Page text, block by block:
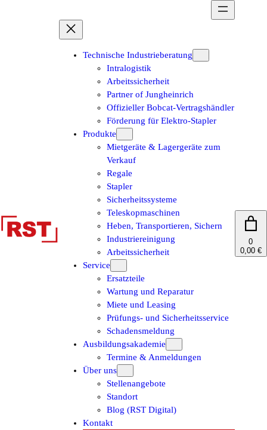
Technische Industrieberatung
Intralogistik
Arbeitssicherheit
Partner of Jungheinrich
Offizieller Bobcat-Vertragshändler
Förderung für Elektro-Stapler
Produkte
Mietgeräte & Lagergeräte zum
Verkauf
Regale
Stapler
Sicherheitssysteme
Teleskopmaschinen
Heben, Transportieren, Sichern
Industriereinigung
Arbeitssicherheit
Service
Ersatzteile
Wartung und Reparatur
Miete und Leasing
Prüfungs- und Sicherheitsservice
Schadensmeldung
Ausbildungsakademie
Termine & Anmeldungen
Über uns
Stellenangebote
Standort
Blog (RST Digital)
Kontakt
0
0,00 €